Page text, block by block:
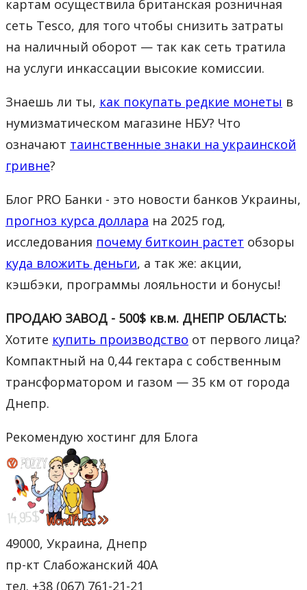
картам осуществила британская розничная
сеть Tesco, для того чтобы снизить затраты
на наличный оборот — так как сеть тратила
на услуги инкассации высокие комиссии.
Знаешь ли ты, как покупать редкие монеты в
нумизматическом магазине НБУ? Что
означают таинственные знаки на украинской
гривне?
Блог PRO Банки - это новости банков Украины,
прогноз курса доллара на 2025 год,
исследования почему биткоин растет обзоры
куда вложить деньги, а так же: акции,
кэшбэки, программы лояльности и бонусы!
ПРОДАЮ ЗАВОД - 500$ кв.м. ДНЕПР ОБЛАСТЬ:
Хотите купить производство от первого лица?
Компактный на 0,44 гектара с собственным
трансформатором и газом — 35 км от города
Днепр.
Рекомендую хостинг для Блога
49000, Украина, Днепр
пр-кт Слабожанский 40А
тел. +38 (067) 761-21-21